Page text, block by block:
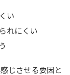
い
れにくい
じさせる要因と